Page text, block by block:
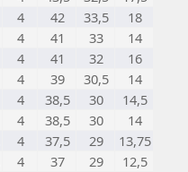
4 42 33,5
18
4 41 33
14
4 41 32
16
4 39 30,5
14
4 38,5 30
14,5
4 38,5 30
14
4 37,5 29
13,75
4 37 29
12,5